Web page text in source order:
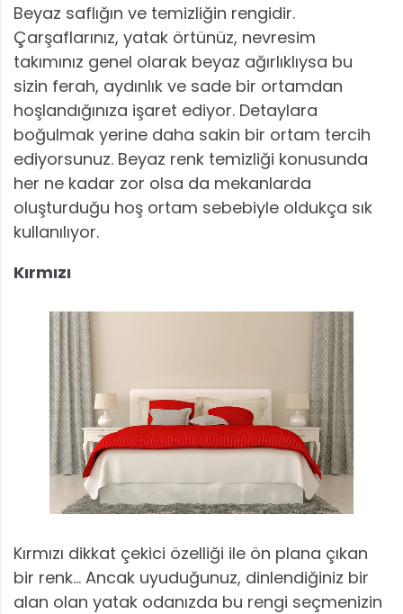
Beyaz saflığın ve temizliğin rengidir.
Çarşaflarınız, yatak örtünüz, nevresim
takımınız genel olarak beyaz ağırlıklıysa bu
sizin ferah, aydınlık ve sade bir ortamdan
hoşlandığınıza işaret ediyor. Detaylara
boğulmak yerine daha sakin bir ortam tercih
ediyorsunuz. Beyaz renk temizliği konusunda
her ne kadar zor olsa da mekanlarda
oluşturduğu hoş ortam sebebiyle oldukça sık
kullanılıyor.
Kırmızı
Kırmızı dikkat çekici özelliği ile ön plana çıkan
bir renk… Ancak uyuduğunuz, dinlendiğiniz bir
alan olan yatak odanızda bu rengi seçmenizin